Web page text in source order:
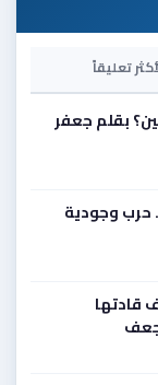
تعليقاً
بقلم جعفر
حرب وجودية
قادتها
جعف